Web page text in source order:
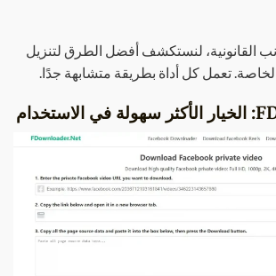
القانونية، لنستكشف أفضل الطرق لتنزيل
تعمل كل أداة بطريقة متشابهة جدًا.